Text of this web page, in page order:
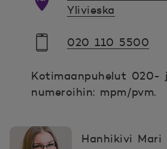
Ylivieska
020 110 5500
Kotimaanpuhelut 020-
numeroihin: mpm/pvm.
Hanhikivi Mari